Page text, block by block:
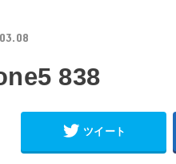
838
ツイート